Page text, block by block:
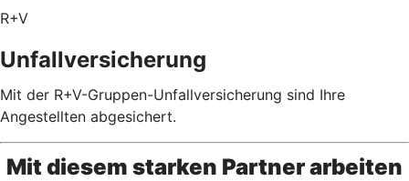
R+V
Unfallversicherung
Mit der R+V-Gruppen-Unfallversicherung sind Ihre
Angestellten abgesichert.
Mit diesem starken Partner arbeiten